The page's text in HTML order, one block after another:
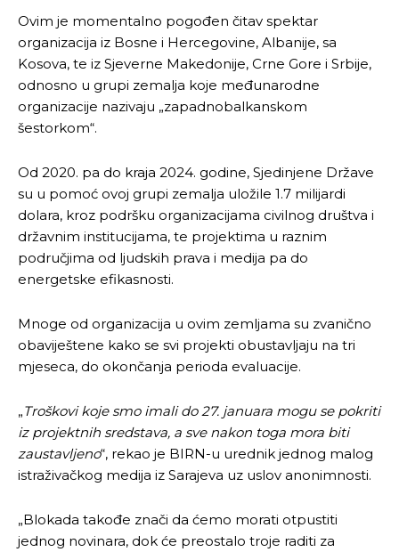
Ovim je momentalno pogođen čitav spektar
organizacija iz Bosne i Hercegovine, Albanije, sa
Kosova, te iz Sjeverne Makedonije, Crne Gore i Srbije,
odnosno u grupi zemalja koje međunarodne
organizacije nazivaju „zapadnobalkanskom
šestorkom“.
Od 2020. pa do kraja 2024. godine, Sjedinjene Države
su u pomoć ovoj grupi zemalja uložile 1.7 milijardi
dolara, kroz podršku organizacijama civilnog društva i
državnim institucijama, te projektima u raznim
područjima od ljudskih prava i medija pa do
energetske efikasnosti.
Mnoge od organizacija u ovim zemljama su zvanično
obaviještene kako se svi projekti obustavljaju na tri
mjeseca, do okončanja perioda evaluacije.
„Troškovi koje smo imali do 27. januara mogu se pokriti
iz projektnih sredstava, a sve nakon toga mora biti
zaustavljeno“, rekao je BIRN-u urednik jednog malog
istraživačkog medija iz Sarajeva uz uslov anonimnosti.
„Blokada takođe znači da ćemo morati otpustiti
jednog novinara, dok će preostalo troje raditi za